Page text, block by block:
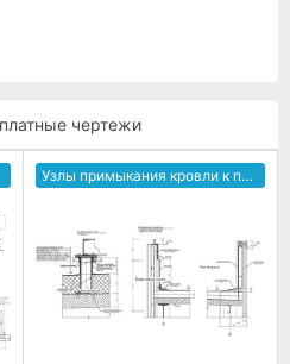
чертежи
Узлы примыкания кровли к парапету